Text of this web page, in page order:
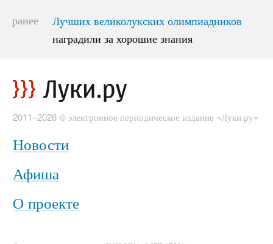
ранее
Лучших великолукских олимпиадников
наградили за хорошие знания
Лучших великолукских олимпиадников
наградили за хорошие знания
2011–2026 © электронное периодическое издание «Луки.ру»
Новости
Афиша
О проекте